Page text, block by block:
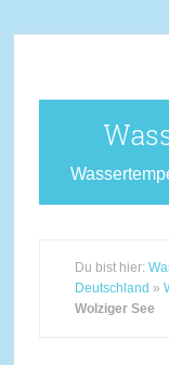
Du bist hier:
Deutschland »
Wolziger See